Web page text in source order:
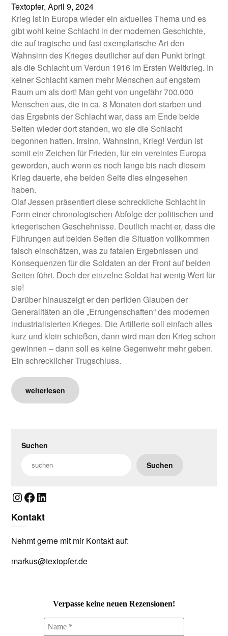
Textopfer,April 9, 2024
Krieg ist in Europa wieder ein aktuelles Thema und es
gibt wohl keine Schlacht in der modernen Geschichte,
die auf tragische und fast exemplarische Art den
Wahnsinn des Krieges deutlicher auf den Punkt bringt
als die Schlacht um Verdun 1916 im Ersten Weltkrieg. In
keiner Schlacht kamen mehr Menschen auf engstem
Raum um als dort! Man geht von ungefähr 700.000
Menschen aus, die in ca. 8 Monaten dort starben und
das Ergebnis der Schlacht war, dass am Ende beide
Seiten wieder dort standen, wo sie die Schlacht
begonnen hatten. Irrsinn, Wahnsinn, Krieg! Verdun ist
somit ein Zeichen für Frieden, für ein vereintes Europa
geworden, auch wenn es noch lange bis nach diesem
Krieg dauerte, ehe beiden Seite dies eingesehen
haben.
Olaf Jessen präsentiert diese schreckliche Schlacht in
Form einer chronologischen Abfolge der politischen und
kriegerischen Geschehnisse. Deutlich macht er, dass die
Führungen auf beiden Seiten die Situation vollkommen
falsch einschätzen, was zu fatalen Ergebnissen und
Konsequenzen für die Soldaten an der Front auf beiden
Seiten führt. Doch der einzelne Soldat hat wenig Wert für
sie!
Darüber hinauszeigt er den perfiden Glauben der
Generalitäten an die „Errungenschaften“ des modernen
industrialisierten Krieges. Die Artillerie soll einfach alles
kurz und klein schießen, dann wird man den Krieg schon
gewinnen – dann soll es keine Gegenwehr mehr geben.
Ein schrecklicher Trugschluss.
weiterlesen
Suchen
Suchen
Instagram
Facebook
LinkedIn
Kontakt
Nehmt gerne mit mir Kontakt auf:
markus@textopfer.de
Verpasse keine neuen Rezensionen!